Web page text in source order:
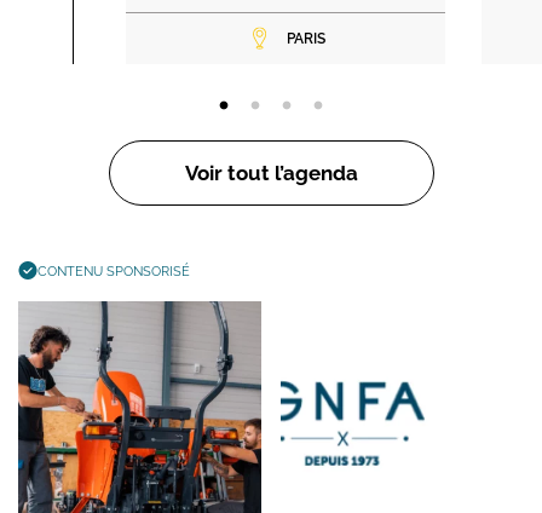
PARIS
Voir tout l’agenda
CONTENU SPONSORISÉ